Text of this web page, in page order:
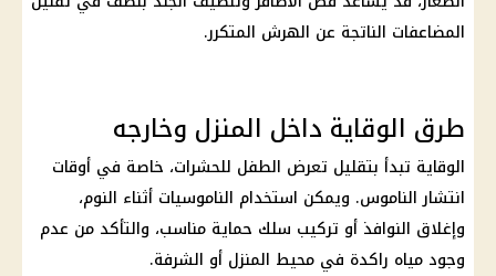
المضاعفات الناتجة عن الهرش المتكرر.
طرق الوقاية داخل المنزل وخارجه
الوقاية تبدأ بتقليل تعرض الطفل للحشرات، خاصة في أوقات
انتشار الناموس. ويمكن استخدام الناموسيات أثناء النوم،
وإغلاق النوافذ أو تركيب سلك حماية مناسب، والتأكد من عدم
وجود مياه راكدة في محيط المنزل أو الشرفة.